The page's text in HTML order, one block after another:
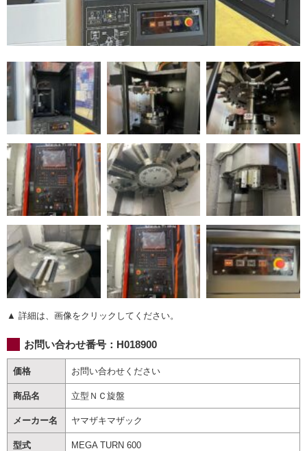
▲ 詳細は、画像をクリックしてください。
お問い合わせ番号： H018900
価格 お問い合わせください
商品名 立型ＮＣ旋盤
メーカー名 ヤマザキマザック
型式 MEGA TURN 600